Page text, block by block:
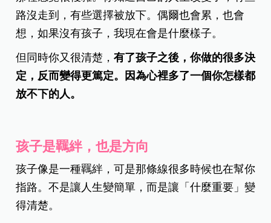
路沒走到，有些選擇被放下。偶爾也會累，也會
想，如果沒有孩子，我現在會是什麼樣子。
但同時你又很清楚，有了孩子之後，你做的很多決
定，反而變得更篤定。因為心裡多了一個你怎樣都
放不下的人。
孩子是羈絆，也是方向
孩子像是一種羈絆，可是那條線很多時候也在幫你
指路。不是讓人生變簡單，而是讓「什麼重要」變
得清楚。